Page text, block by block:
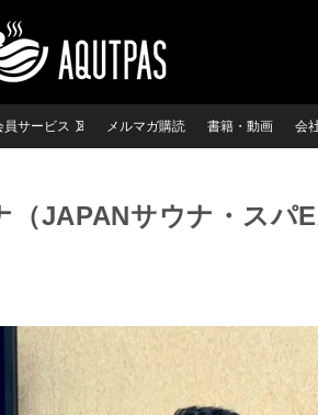
員サービス メルマガ購読 書籍・動画 会
JAPANサウナ・スパ